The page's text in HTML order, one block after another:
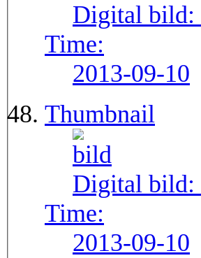
Digital bild:
Time:
2013-09-10
Thumbnail
Digital bild:
Time:
2013-09-10